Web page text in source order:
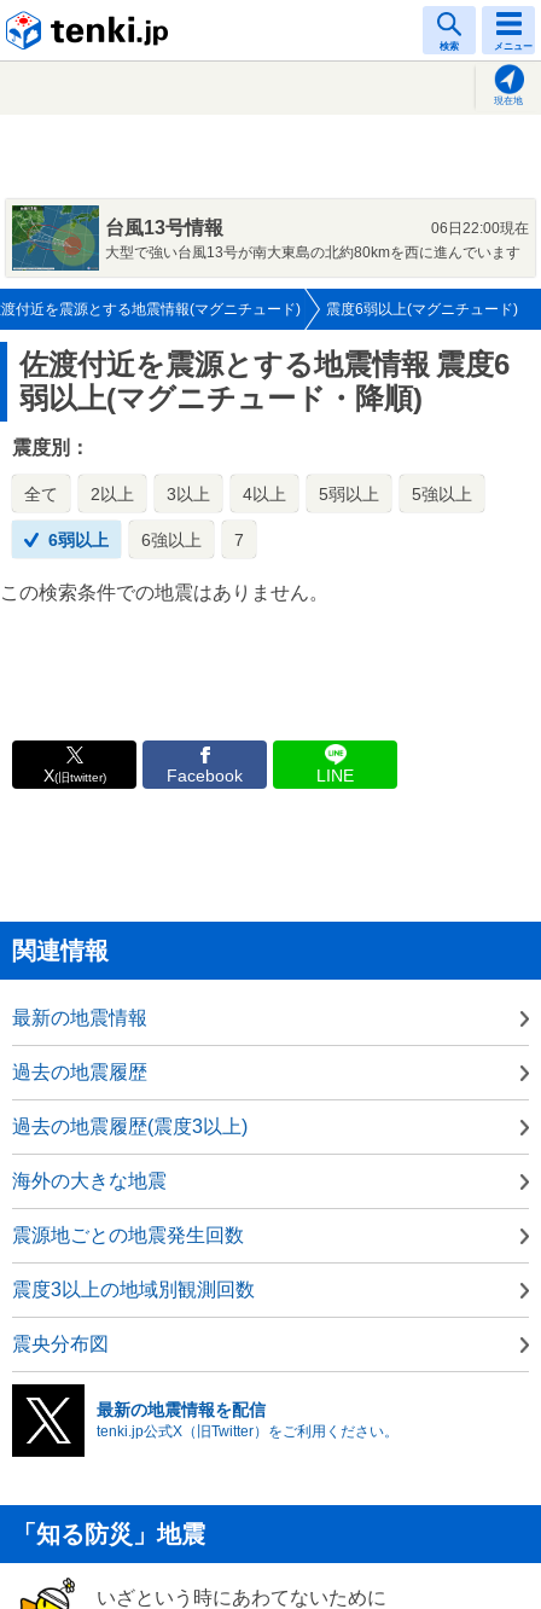
検索 メニュー
現在地
台風13号情報
06日22:00現在
大型で強い台風13号が南大東島の北約80kmを西に進んでいます
付近を震源とする地震情報(マグニチュード) 震度6弱以上(マグニチュード)
佐渡付近を震源とする地震情報 震度6
弱以上(マグニチュード・降順)
震度別：
全て 2以上 3以上 4以上 5弱以上 5強以上
6弱以上 6強以上 7
この検索条件での地震はありません。
X(旧twitter) Facebook LINE
関連情報
最新の地震情報
過去の地震履歴
過去の地震履歴(震度3以上)
海外の大きな地震
震源地ごとの地震発生回数
震度3以上の地域別観測回数
震央分布図
最新の地震情報を配信
tenki.jp公式X（旧Twitter）をご利用ください。
「知る防災」地震
いざという時にあわてないために